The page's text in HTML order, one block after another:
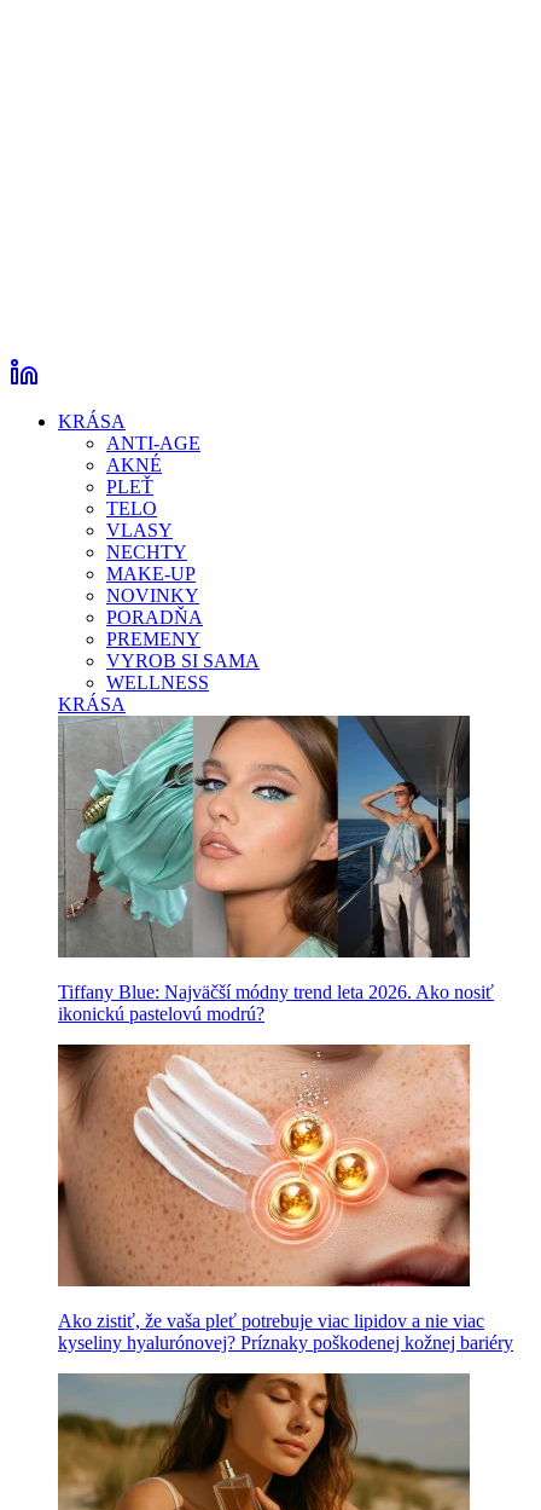
KRÁSA
ANTI-AGE
AKNÉ
PLEŤ
TELO
VLASY
NECHTY
MAKE-UP
NOVINKY
PORADŇA
PREMENY
VYROB SI SAMA
WELLNESS
KRÁSA
Tiffany Blue: Najväčší módny trend leta 2026. Ako nosiť
ikonickú pastelovú modrú?
Ako zistiť, že vaša pleť potrebuje viac lipidov a nie viac
kyseliny hyalurónovej? Príznaky poškodenej kožnej bariéry